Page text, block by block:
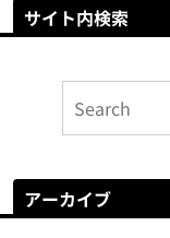
サイト内検索
アーカイブ